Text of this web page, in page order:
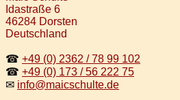
Idastraße 6
46284 Dorsten
Deutschland
☎ +49 (0) 2362 / 78 99 102
☎ +49 (0) 173 / 56 222 75
✉ info@maicschulte.de